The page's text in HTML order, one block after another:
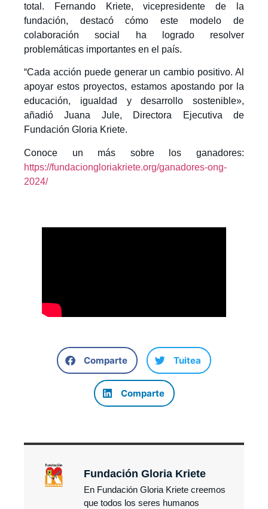
total. Fernando Kriete, vicepresidente de la
fundación, destacó cómo este modelo de
colaboración social ha logrado resolver
problemáticas importantes en el país.
“Cada acción puede generar un cambio positivo. Al
apoyar estos proyectos, estamos apostando por la
educación, igualdad y desarrollo sostenible»,
añadió Juana Jule, Directora Ejecutiva de
Fundación Gloria Kriete.
Conoce un más sobre los ganadores:
https://fundaciongloriakriete.org/ganadores-ong-
2024/
Comparte Tuitea
Comparte
Fundación Gloria Kriete
En Fundación Gloria Kriete creemos
que todos los seres humanos